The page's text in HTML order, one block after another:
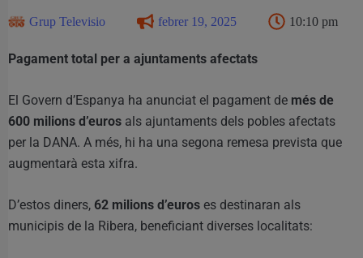
Grup Televisio febrer 19, 2025 10:10 pm
Pagament total per a ajuntaments afectats
El Govern d’Espanya ha anunciat el pagament de més de
600 milions d’euros als ajuntaments dels pobles afectats
per la DANA. A més, hi ha una segona remesa prevista que
augmentarà esta xifra.
D’estos diners, 62 milions d’euros es destinaran als
municipis de la Ribera, beneficiant diverses localitats: